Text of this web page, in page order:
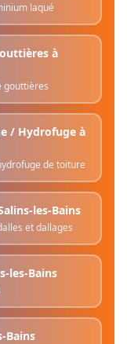
laqué
à
gouttières
/ Hydrofuge à
de toiture
les-Bains
et dallages
les-Bains
Bains